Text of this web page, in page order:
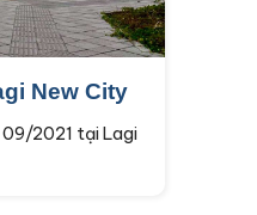
New City
09/2021 tại Lagi